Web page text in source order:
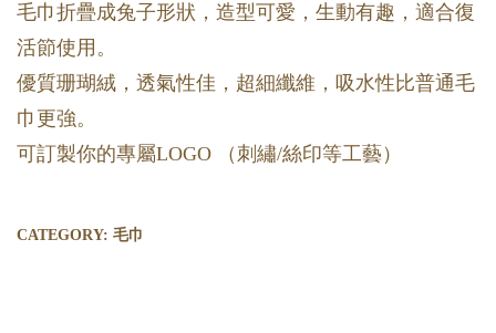
毛巾折疊成兔子形狀，造型可愛，生動有趣，適合復
活節使用。
優質珊瑚絨，透氣性佳，超細纖維，吸水性比普通毛
巾更強。
可訂製你的專屬LOGO （刺繡/絲印等工藝）
CATEGORY: 毛巾